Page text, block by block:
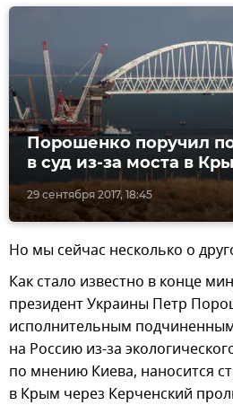
29 сентября 2017, 18:45
Порошенко поручил
в суд из-за моста в
Но мы сейчас несколько о
Как стало известно в конце
президент Украины Петр
исполнительным
на Россию из-за
по мнению Киева, наносится
в Крым через Керченский